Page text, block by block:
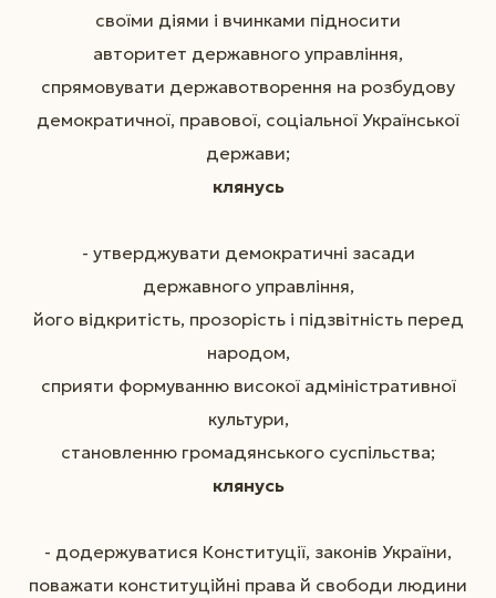
своїми діями і вчинками підносити
авторитет державного управління,
спрямовувати державотворення на розбудову
демократичної, правової, соціальної Української
держави;
клянусь
- утверджувати демократичні засади
державного управління,
його відкритість, прозорість і підзвітність перед
народом,
сприяти формуванню високої адміністративної
культури,
становленню громадянського суспільства;
клянусь
- додержуватися Конституції, законів України,
поважати конституційні права й свободи людини